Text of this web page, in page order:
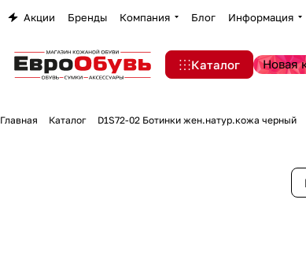
Акции Бренды Компания Блог Информация
Каталог Новая
Главная Каталог D1S72-02 Ботинки жен.натур.кожа черный